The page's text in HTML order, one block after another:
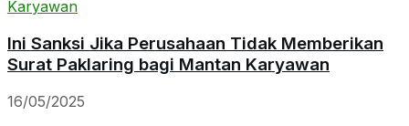
Ini Sanksi Jika Perusahaan Tidak Memberikan
Surat Paklaring bagi Mantan Karyawan
16/05/2025